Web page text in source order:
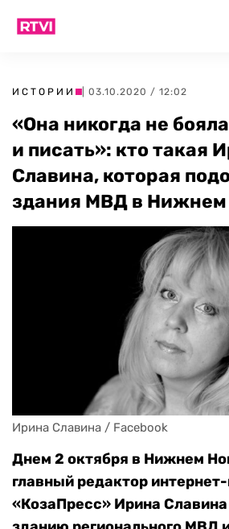
ИСТОРИИ | 03.10.2020 / 12:02
«Она никогда не
и писать»: кто такая
Славина, которая
здания МВД в Нижнем
Ирина Славина / Facebook
Днем 2 октября в Нижнем
главный редактор
«КозаПресс» Ирина